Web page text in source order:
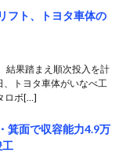
フト、トヨタ車体の
結果踏まえ順次投入を計
トヨタ車体がいなべ工
ロボ[…]
箕面で収容能力4.9万
工